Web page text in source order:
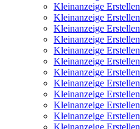
Kleinanzeige Erstellen
Kleinanzeige Erstellen
Kleinanzeige Erstellen
Kleinanzeige Erstellen
Kleinanzeige Erstellen
Kleinanzeige Erstellen
Kleinanzeige Erstellen
Kleinanzeige Erstellen
Kleinanzeige Erstellen
Kleinanzeige Erstellen
Kleinanzeige Erstellen
Kleinanzeige Erstellen